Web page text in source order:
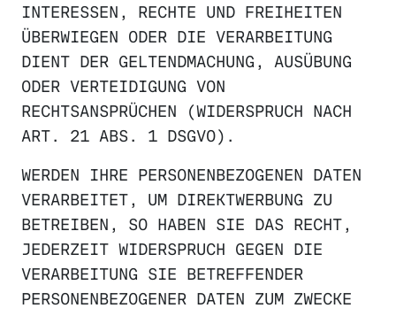
INTERESSEN, RECHTE UND FREIHEITEN
ÜBERWIEGEN ODER DIE VERARBEITUNG
DIENT DER GELTENDMACHUNG, AUSÜBUNG
ODER VERTEIDIGUNG VON
RECHTSANSPRÜCHEN (WIDERSPRUCH NACH
ART. 21 ABS. 1 DSGVO).
WERDEN IHRE PERSONENBEZOGENEN DATEN
VERARBEITET, UM DIREKTWERBUNG ZU
BETREIBEN, SO HABEN SIE DAS RECHT,
JEDERZEIT WIDERSPRUCH GEGEN DIE
VERARBEITUNG SIE BETREFFENDER
PERSONENBEZOGENER DATEN ZUM ZWECKE